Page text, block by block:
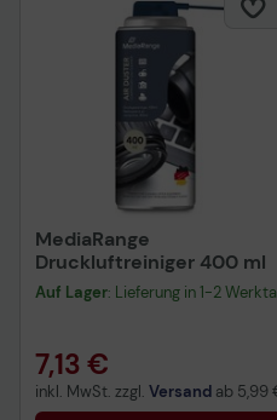
MediaRange
Druckluftreiniger 400 ml
Auf Lager: Lieferung in 1-2
7,13 €
inkl. MwSt. zzgl. Versand ab 5,99